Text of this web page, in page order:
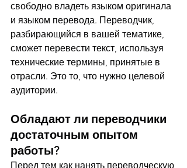
свободно владеть языком оригинала
и языком перевода. Переводчик,
разбирающийся в вашей тематике,
сможет перевести текст, используя
технические термины, принятые в
отрасли. Это то, что нужно целевой
аудитории.
Обладают ли переводчики
достаточным опытом
работы?
Перед тем как нанять переводческую